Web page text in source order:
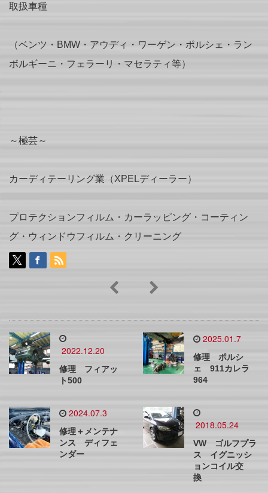
取扱車種
（ベンツ・BMW・アウディ・ワーゲン・ポルシェ・ラン
ボルギーニ・フェラーリ・マセラティ等）
～極芸～
カーディテーリング業（XPELディーラー）
プロテクションフィルム・カーラッピング・コーティン
グ・ウィンドウフィルム・クリーニング
2022.12.20
修理 フィアッ
ト500
2025.01.7
修理 ポルシ
ェ 911カレラ
964
2024.07.3
修理＋メンテナ
ンス ディフェ
ンダー
2018.05.24
VW ゴルフプラ
ス イグニッシ
ョンコイル交
換